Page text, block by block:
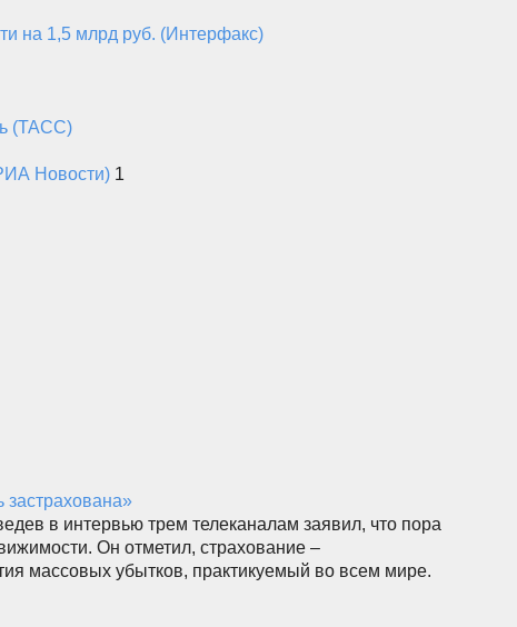
на 1,5 млрд руб. (Интерфакс)
(ТАСС)
Новости) 1
в интервью трем телеканалам заявил, что пора
Он отметил, страхование –
массовых убытков, практикуемый во всем мире.